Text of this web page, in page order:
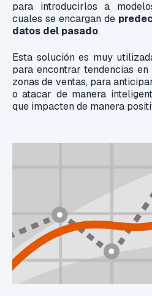
para introducirlos a
cuales se encargan de
datos del pasado.
Esta solución es muy
para encontrar tendencias
zonas de ventas, para
o atacar de manera
que impacten de manera